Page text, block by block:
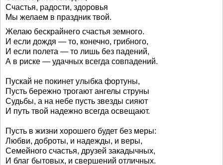
Счастья, радости, здоровья
Мы желаем в праздник твой.
Желаю бескрайнего счастья земного.
И если дождя — то, конечно, грибного,
И если полета — то лишь без падений,
А в риске — удачных всегда совпадений.
Пускай не покинет улыбка фортуны,
Пусть бережно трогают ангелы струны
Судьбы, а на небе пусть звезды сияют
И путь твой надежно всегда освещают.
Пусть в жизни хорошего будет без меры:
Любви, доброты, и надежды, и веры,
Семейного счастья, друзей закадычных,
И благ бытовых, и свершений отличных.